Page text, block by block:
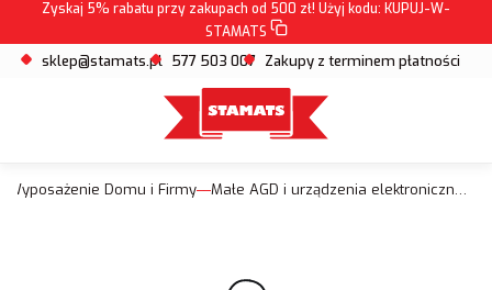
Zyskaj 5% rabatu przy zakupach od 500 zł! Użyj kodu: KUPUJ-W-
STAMATS
sklep@stamats.pl 577 503 007 Zakupy z terminem płatności
Wyposażenie Domu i Firmy Małe AGD i urządzenia elektroniczne do domu i biura